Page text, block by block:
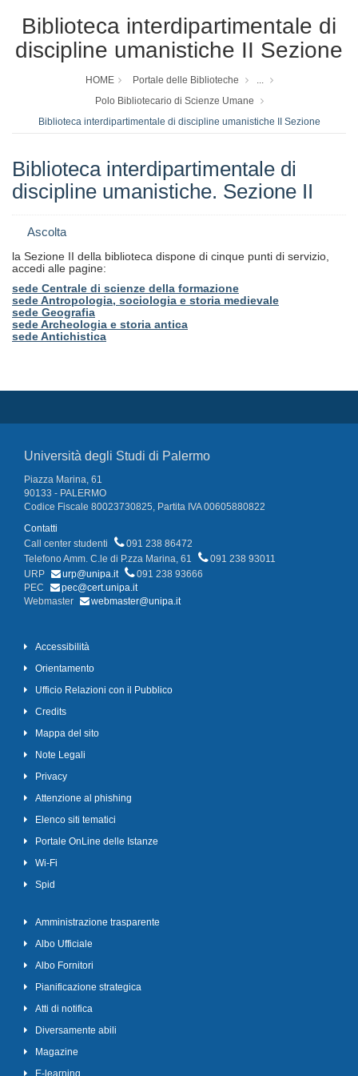
Biblioteca interdipartimentale di
discipline umanistiche II Sezione
HOME Portale delle Biblioteche
...
Polo Bibliotecario di Scienze Umane
Biblioteca interdipartimentale di discipline umanistiche II Sezione
Biblioteca interdipartimentale di
discipline umanistiche. Sezione II
Ascolta
la Sezione II della biblioteca dispone di cinque punti di servizio,
accedi alle pagine:
sede Centrale di scienze della formazione
sede Antropologia, sociologia e storia medievale
sede Geografia
sede Archeologia e storia antica
sede Antichistica
Università degli Studi di Palermo
Piazza Marina, 61
90133 - PALERMO
Codice Fiscale 80023730825, Partita IVA 00605880822
Contatti
Call center studenti
091 238 86472
Telefono Amm. C.le di P.zza Marina, 61
091 238 93011
URP
urp@unipa.it
091 238 93666
PEC
pec@cert.unipa.it
Webmaster
webmaster@unipa.it
Accessibilità
Orientamento
Ufficio Relazioni con il Pubblico
Credits
Mappa del sito
Note Legali
Privacy
Attenzione al phishing
Elenco siti tematici
Portale OnLine delle Istanze
Wi-Fi
Spid
Amministrazione trasparente
Albo Ufficiale
Albo Fornitori
Pianificazione strategica
Atti di notifica
Diversamente abili
Magazine